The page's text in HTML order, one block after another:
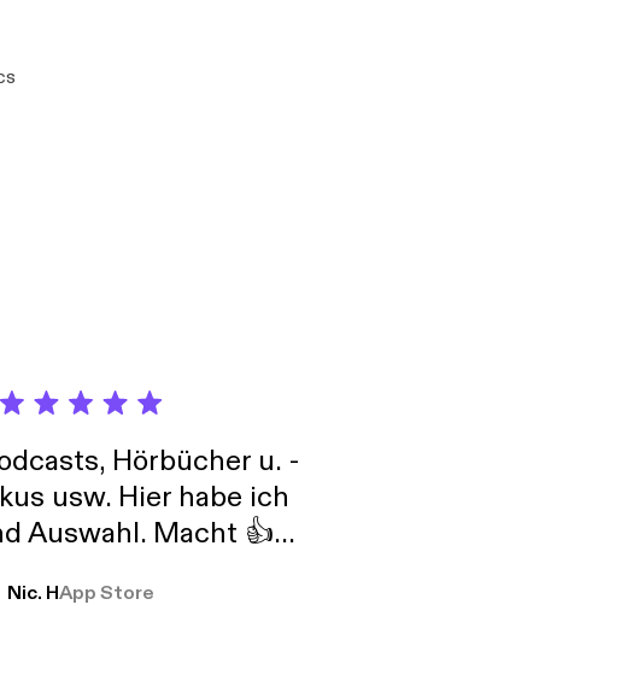
Hörbücher u. -
usw. Hier habe ich
Auswahl. Macht 👍
Nic. HApp Store